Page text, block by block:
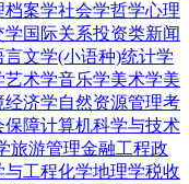
档案学社会学哲学心理
学国际关系投资类新闻
言文学(小语种)统计学
艺术学音乐学美术学美
经济学自然资源管理考
保障计算机科学与技术
旅游管理金融工程政
与工程化学地理学税收